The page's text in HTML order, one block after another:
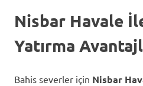
Nisbar Havale
Yatırma
Bahis severler için Nisbar